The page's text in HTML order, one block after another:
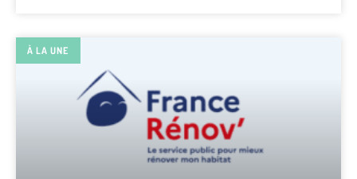
À LA UNE